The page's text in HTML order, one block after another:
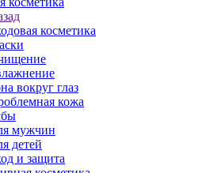
косметика
вокруг глаз
кожа
мужчин
детей
и защита